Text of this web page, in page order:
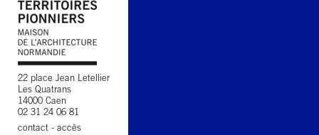
22 place Jean Letellier
Les Quatrans
14000 Caen
02 31 24 06 81
contact - accès